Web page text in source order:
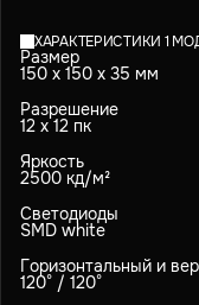
ХАРАКТЕРИСТИКИ 1
Размер
150 х 150 х 35 мм
Разрешение
12 х 12 пк
Яркость
2500 кд/м²
Светодиоды
SMD white
Горизонтальный и
120° / 120°